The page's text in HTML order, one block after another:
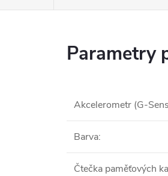
Parametry
Akcelerometr (G-
Barva:
Čtečka paměťových